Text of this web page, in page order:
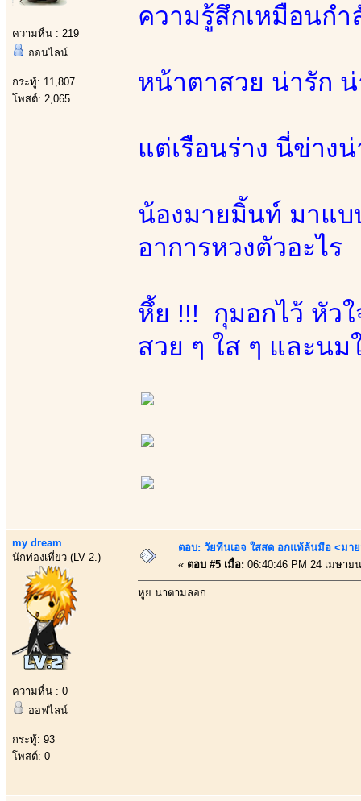
ความหื่น : 219
ออนไลน์
กระทู้: 11,807
โพสต์: 2,065
ความรู้สึกเหมือนกำ
หน้าตาสวย น่ารัก
แต่เรือนร่าง นี่ข่าง
น้องมายมิ้นท์ มาแ
อาการหวงตัวอะไร
หึ้ย !!! กุมอกไว้ หัวใ
สวย ๆ ใส ๆ และน
my dream
นักท่องเที่ยว (LV 2.)
ความหื่น : 0
ออฟไลน์
กระทู้: 93
โพสต์: 0
ตอบ: วัยทีนเอจ ใสสด อกแท้ล้นมือ <มา
« ตอบ #5 เมื่อ: 06:40:46 PM 24 เมษาย
หูย น่าตามลอก